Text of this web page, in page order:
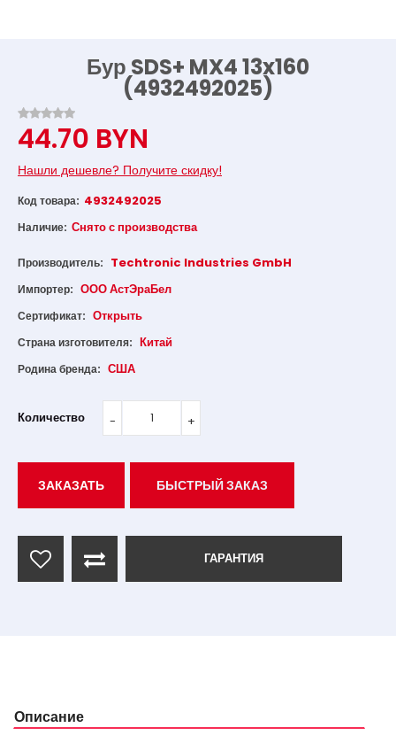
Бур SDS+ MX4 13x160
(4932492025)
44.70 BYN
Нашли дешевле? Получите скидку!
Код товара: 4932492025
Наличие: Снято с производства
Производитель: Techtronic Industries GmbH
Импортер: ООО АстЭраБел
Сертификат: Открыть
Страна изготовителя: Китай
Родина бренда: США
Количество
ЗАКАЗАТЬ БЫСТРЫЙ ЗАКАЗ
ГАРАНТИЯ
Описание